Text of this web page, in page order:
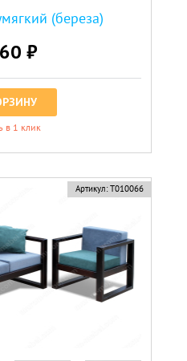
(береза)
₽
в 1 клик
Артикул: Т010066